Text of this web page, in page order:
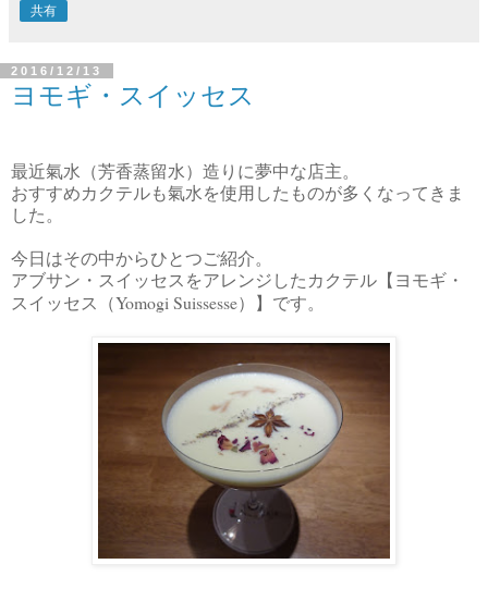
共有
2016/12/13
ヨモギ・スイッセス
最近氣水（芳香蒸留水）造りに夢中な店主。
おすすめカクテルも氣水を使用したものが多くなってきま
した。
今日はその中からひとつご紹介。
アブサン・スイッセスをアレンジしたカクテル【ヨモギ・
スイッセス（Yomogi Suissesse）】です。